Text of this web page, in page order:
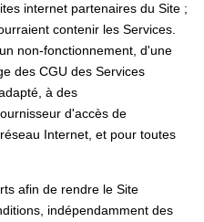
internet partenaires du Site ;
contenir les Services.
non-fonctionnement, d'une
des CGU des Services
à des
d'accès de
Internet, et pour toutes
afin de rendre le Site
indépendamment des